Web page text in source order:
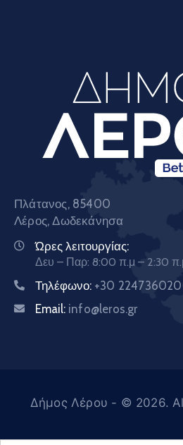
Πλάτανος, 85400
Λέρος, Δωδεκάνησα
Ώρες λειτουργίας:
Δευ – Παρ: 8:00 π.μ – 2:30
Τηλέφωνο: +30
Email: info@leros.gr
Δήμος Λέρου - © 2026.